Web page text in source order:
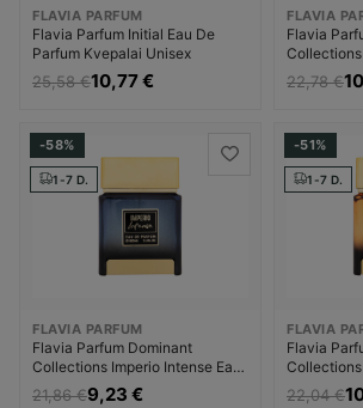
FLAVIA PARFUM
Flavia Parfum Initial Eau De
Parfum Kvepalai Unisex
25,58 €10,77 €
FLAVIA
Flavia
Collections
Kvepalai
22,78 €
-58%
1-7 D.
FLAVIA PARFUM
Flavia Parfum Dominant
Collections Imperio Intense Eau
De Parfum Kvepalai Unisex
21,86 €9,23 €
-51%
1-7 D.
FLAVIA
Flavia
Collections
Parfum
22,04 €